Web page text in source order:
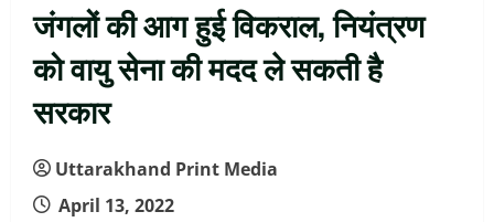
जंगलों की आग हुई विकराल, नियंत्रण
को वायु सेना की मदद ले सकती है
सरकार
Uttarakhand Print Media
April 13, 2022